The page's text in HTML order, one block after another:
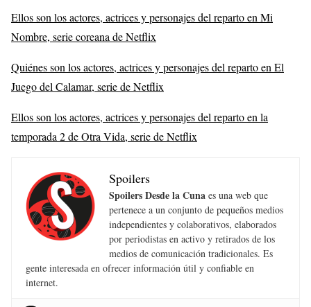
Ellos son los actores, actrices y personajes del reparto en Mi
Nombre, serie coreana de Netflix
Quiénes son los actores, actrices y personajes del reparto en El
Juego del Calamar, serie de Netflix
Ellos son los actores, actrices y personajes del reparto en la
temporada 2 de Otra Vida, serie de Netflix
Spoilers
Spoilers Desde la Cuna es una web que
pertenece a un conjunto de pequeños medios
independientes y colaborativos, elaborados
por periodistas en activo y retirados de los
medios de comunicación tradicionales. Es
gente interesada en ofrecer información útil y confiable en
internet.